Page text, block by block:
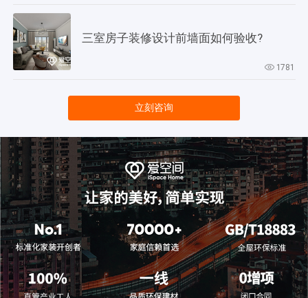
三室房子装修设计前墙面如何验收?
1781
立刻咨询